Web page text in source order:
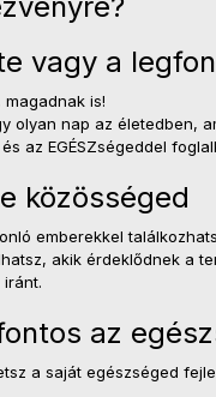
vagy a
magadnak is!
olyan nap az életedben,
az EGÉSZségeddel
közösséged
emberekkel
akik érdeklődnek a
az
a saját egészséged